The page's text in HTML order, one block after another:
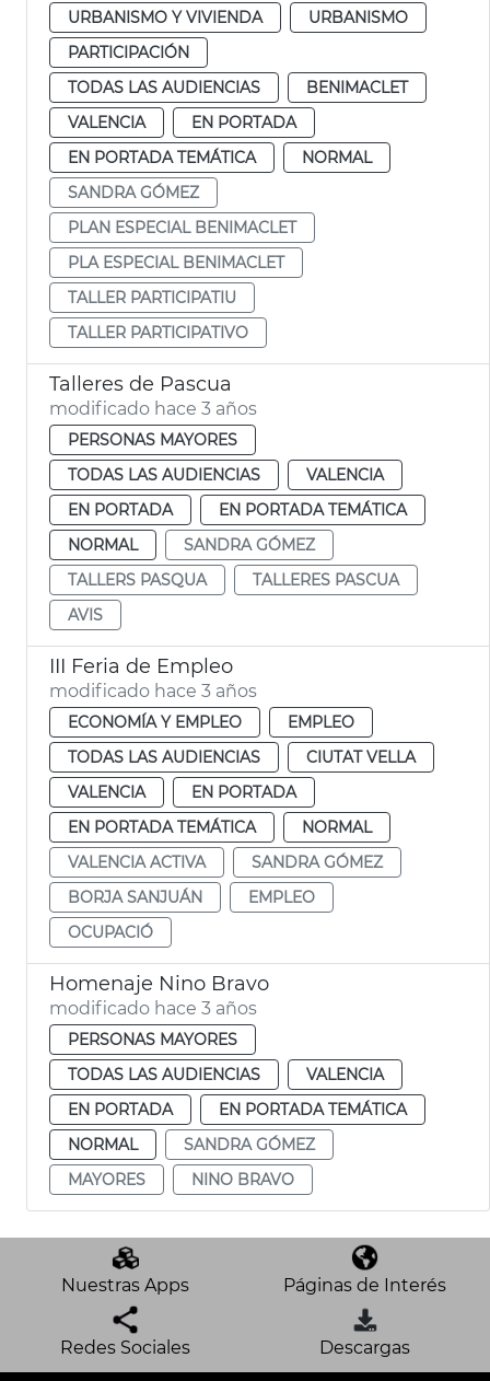
URBANISMO Y VIVIENDA
URBANISMO
PARTICIPACIÓN
TODAS LAS AUDIENCIAS
BENIMACLET
VALENCIA
EN PORTADA
EN PORTADA TEMÁTICA
NORMAL
SANDRA GÓMEZ
PLAN ESPECIAL BENIMACLET
PLA ESPECIAL BENIMACLET
TALLER PARTICIPATIU
TALLER PARTICIPATIVO
Talleres de Pascua
modificado hace 3 años
PERSONAS MAYORES
TODAS LAS AUDIENCIAS
VALENCIA
EN PORTADA
EN PORTADA TEMÁTICA
NORMAL
SANDRA GÓMEZ
TALLERS PASQUA
TALLERES PASCUA
AVIS
III Feria de Empleo
modificado hace 3 años
ECONOMÍA Y EMPLEO
EMPLEO
TODAS LAS AUDIENCIAS
CIUTAT VELLA
VALENCIA
EN PORTADA
EN PORTADA TEMÁTICA
NORMAL
VALENCIA ACTIVA
SANDRA GÓMEZ
BORJA SANJUÁN
EMPLEO
OCUPACIÓ
Homenaje Nino Bravo
modificado hace 3 años
PERSONAS MAYORES
TODAS LAS AUDIENCIAS
VALENCIA
EN PORTADA
EN PORTADA TEMÁTICA
NORMAL
SANDRA GÓMEZ
MAYORES
NINO BRAVO
Nuestras Apps Páginas de Interés
Redes Sociales Descargas